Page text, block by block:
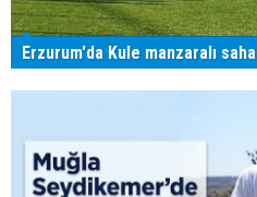
Erzurum'da Kule manzaralı saha